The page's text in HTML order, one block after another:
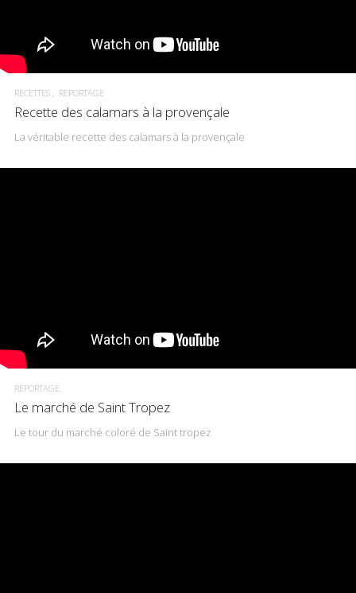
RECETTES REPORTAGE
Recette des calamars à la provençale
La véritable recette des calamars à la provençale
REPORTAGE
Le marché de Saint Tropez
Le tour du marché coloré de Saint tropez